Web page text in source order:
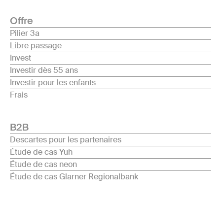
Offre
Pilier 3a
Libre passage
Invest
Investir dès 55 ans
Investir pour les enfants
Frais
B2B
Descartes pour les partenaires
Étude de cas Yuh
Étude de cas neon
Étude de cas Glarner Regionalbank